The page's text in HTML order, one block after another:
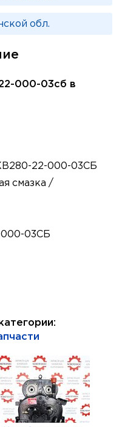
обл.
000-03сб в
22-000-03СБ
смазка /
000-03СБ